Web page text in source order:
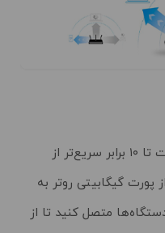
با یک پورت WAN گیگابیتی و چهار پورت LAN گیگابیتی، سرعت تا ۱۰ برابر سریع‌تر از
پورت گیگابیتی روتر به
متصل کنید تا از